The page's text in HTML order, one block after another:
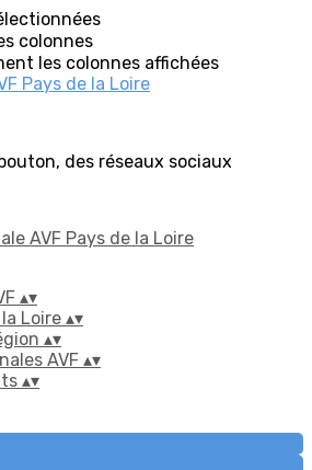
colonnes
les colonnes affichées
des réseaux sociaux
▴▾
la Loire ▴▾
▴▾
AVF ▴▾
▴▾